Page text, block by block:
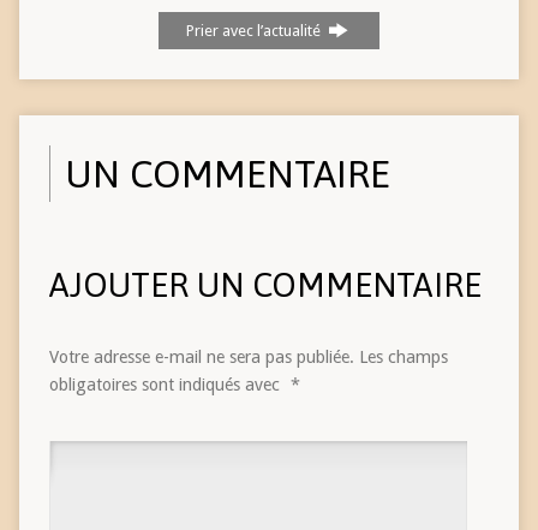
Prier avec l’actualité
UN COMMENTAIRE
AJOUTER UN COMMENTAIRE
Votre adresse e-mail ne sera pas publiée. Les champs
obligatoires sont indiqués avec *